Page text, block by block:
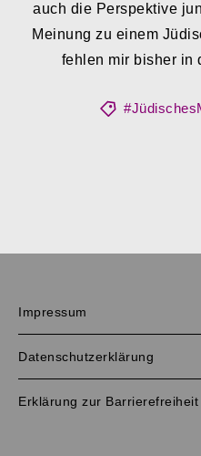
auch die Perspektive
Meinung zu einem
fehlen mir bisher in
Impressum
Datenschutzerklärung
Erklärung zur Barrierefreiheit